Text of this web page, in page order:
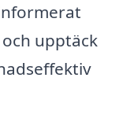
upptäck